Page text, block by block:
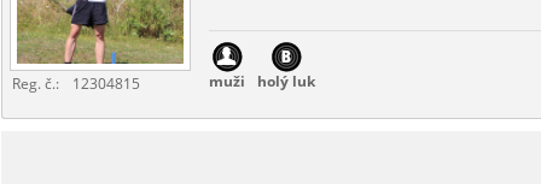
Reg. č.: 12304815 muži holý luk